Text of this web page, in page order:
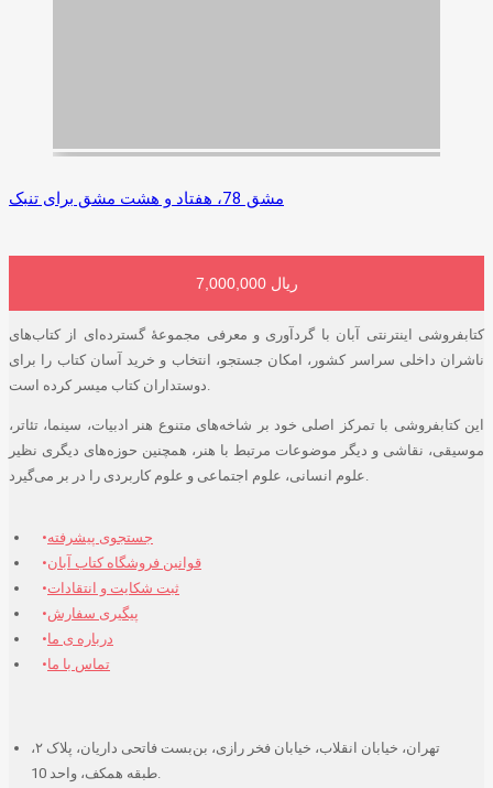
مشق 78، هفتاد و هشت مشق برای تنبک
7,000,000 ریال
افزودن به سبد خرید
کتابفروشی اینترنتی آبان با گردآوری و معرفی مجموعۀ گسترده‌ای از کتاب‌های
ناشران داخلی سراسر کشور، امکان جستجو، انتخاب و خرید آسان کتاب را برای
این کتابفروشی با تمرکز اصلی خود بر شاخه‌های متنوع هنر ادبیات، سینما، تئاتر،
موسیقی، نقاشی و دیگر موضوعات مرتبط با هنر، همچنین حوزه‌های دیگری نظیر
جستجوی پیشرفته
قوانین فروشگاه کتاب آبان
ثبت شکایت و انتقادات
پیگیری سفارش
درباره ی ما
تماس با ما
تهران، خیابان انقلاب، خیابان فخر رازی، بن‌بست فاتحی داریان، پلاک ۲،